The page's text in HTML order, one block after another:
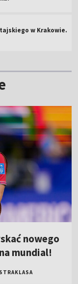
w Krakowie.
nowego
mundial!